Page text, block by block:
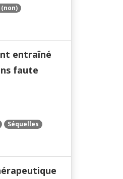
entraîné
faute
Séquelles